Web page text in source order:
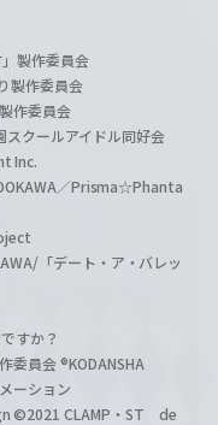
製作委員会
製作委員会
作委員会
クールアイドル同好会
Inc.
／Prisma☆Phanta
「デート・ア・バレッ
すか？
員会 ®KODANSHA
ーション
©2021 CLAMP・ST de